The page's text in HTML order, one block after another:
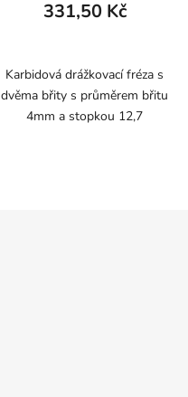
331,50 Kč
Karbidová drážkovací fréza s
dvěma břity s průměrem břitu
4mm a stopkou 12,7